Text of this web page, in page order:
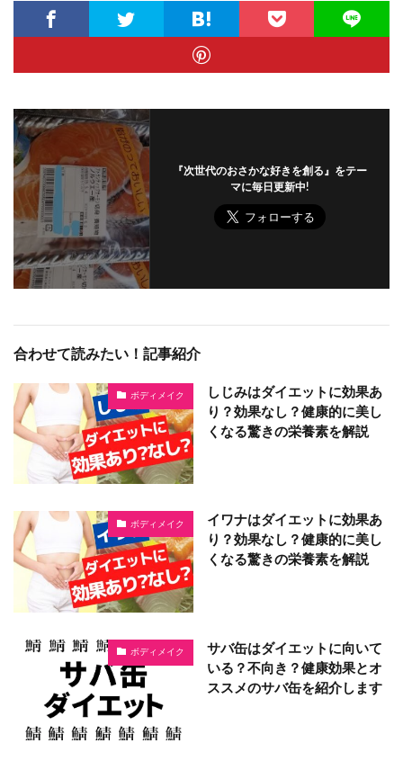
『次世代のおさかな好きを創る』をテー
マに毎日更新中!
合わせて読みたい！記事紹介
ボディメイク
しじみはダイエットに効果あ
り？効果なし？健康的に美し
くなる驚きの栄養素を解説
ボディメイク
イワナはダイエットに効果あ
り？効果なし？健康的に美し
くなる驚きの栄養素を解説
ボディメイク
サバ缶はダイエットに向いて
いる？不向き？健康効果とオ
ススメのサバ缶を紹介します